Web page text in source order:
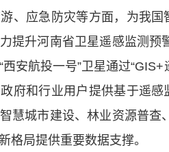
、应急防灾等方面，为我
提升河南省卫星遥感监测
安航投一号”卫星通过
府和行业用户提供基于遥
慧城市建设、林业资源普
格局提供重要数据支撑。